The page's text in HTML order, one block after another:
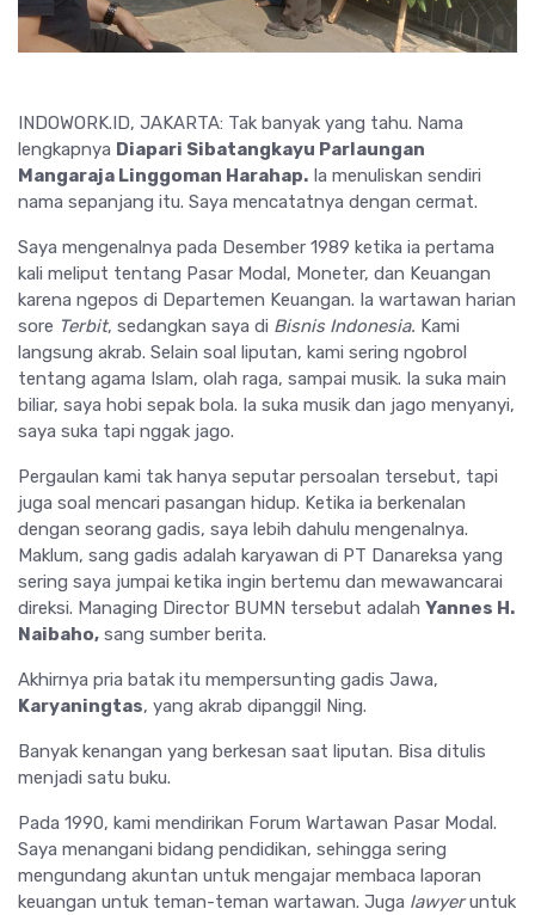
INDOWORK.ID, JAKARTA: Tak banyak yang tahu. Nama
lengkapnya Diapari Sibatangkayu Parlaungan
Mangaraja Linggoman Harahap. Ia menuliskan sendiri
nama sepanjang itu. Saya mencatatnya dengan cermat.
Saya mengenalnya pada Desember 1989 ketika ia pertama
kali meliput tentang Pasar Modal, Moneter, dan Keuangan
karena ngepos di Departemen Keuangan. Ia wartawan harian
sore Terbit, sedangkan saya di Bisnis Indonesia. Kami
langsung akrab. Selain soal liputan, kami sering ngobrol
tentang agama Islam, olah raga, sampai musik. Ia suka main
biliar, saya hobi sepak bola. Ia suka musik dan jago menyanyi,
saya suka tapi nggak jago.
Pergaulan kami tak hanya seputar persoalan tersebut, tapi
juga soal mencari pasangan hidup. Ketika ia berkenalan
dengan seorang gadis, saya lebih dahulu mengenalnya.
Maklum, sang gadis adalah karyawan di PT Danareksa yang
sering saya jumpai ketika ingin bertemu dan mewawancarai
direksi. Managing Director BUMN tersebut adalah Yannes H.
Naibaho, sang sumber berita.
Akhirnya pria batak itu mempersunting gadis Jawa,
Karyaningtas, yang akrab dipanggil Ning.
Banyak kenangan yang berkesan saat liputan. Bisa ditulis
menjadi satu buku.
Pada 1990, kami mendirikan Forum Wartawan Pasar Modal.
Saya menangani bidang pendidikan, sehingga sering
mengundang akuntan untuk mengajar membaca laporan
keuangan untuk teman-teman wartawan. Juga lawyeruntuk